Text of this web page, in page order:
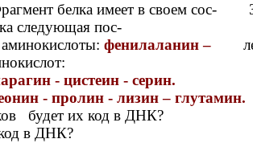
белка имеет в своем сос-
следующая пос-
аминокислоты: фенилаланин –
- цистеин - серин.
- пролин - лизин – глутамин.
будет их код в ДНК?
код в ДНК?